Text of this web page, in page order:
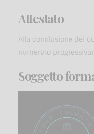
Attestato
Alla conclusione del
numerato
Soggetto